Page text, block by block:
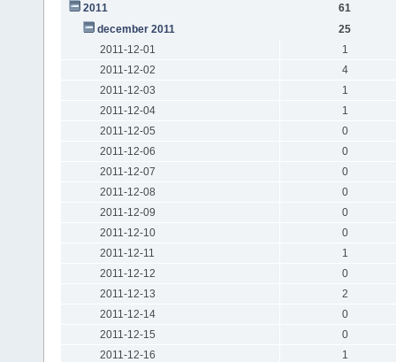
2011
61
december 2011
25
2011-12-01
1
2011-12-02
4
2011-12-03
1
2011-12-04
1
2011-12-05
0
2011-12-06
0
2011-12-07
0
2011-12-08
0
2011-12-09
0
2011-12-10
0
2011-12-11
1
2011-12-12
0
2011-12-13
2
2011-12-14
0
2011-12-15
0
2011-12-16
1